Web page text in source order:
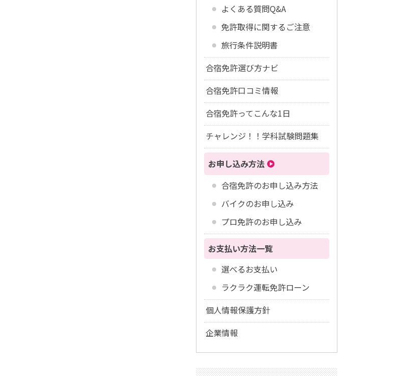
よくある質問Q&A
免許取得に関するご注意
旅行条件説明書
合宿免許選び方ナビ
合宿免許口コミ情報
合宿免許ってこんな1日
チャレンジ！！学科試験問題集
お申し込み方法
合宿免許のお申し込み方法
バイクのお申し込み
プロ免許のお申し込み
お支払い方法一覧
選べるお支払い
ラクラク運転免許ローン
個人情報保護方針
企業情報